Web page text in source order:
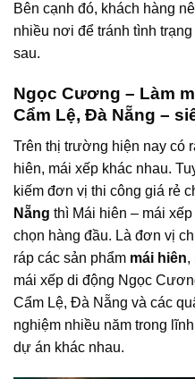
Bên cạnh đó, khách hàng
nhiều nơi để tránh tình
sau.
Ngọc Cương – Làm
Cẩm Lệ, Đà Nẵng –
Trên thị trường hiện nay có
hiên, mái xếp khác nhau.
kiếm đơn vị thi công giá rẻ
Nẵng thì Mái hiên – mái
chọn hàng đầu. Là đơn vị
ráp các sản phẩm mái hiên,
mái xếp di động Ngọc
Cẩm Lệ, Đà Nẵng và các
nghiệm nhiều năm trong
dự án khác nhau.